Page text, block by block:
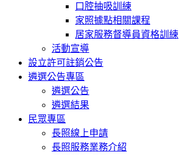
口腔抽吸訓練
家照據點相關課程
居家服務督導員資格訓練
活動宣導
設立許可註銷公告
遴選公告專區
遴選公告
遴選結果
民眾專區
長照線上申請
長照服務業務介紹